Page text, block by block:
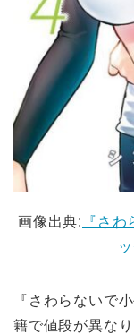
画像出典:
『さ
『さわらないで
籍で値段が異なり